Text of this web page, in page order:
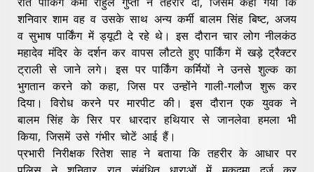
शनिवार शाम वह व उसके साथ अन्य कर्मी बालम सिंह बिष्ट, अजय
व सुभाष पार्किंग में ड्यूटी दे रहे थे। इस दौरान चार लोग नीलकंठ
महादेव मंदिर के दर्शन कर वापस लौटते हुए पार्किंग में खड़े ट्रैक्टर
ट्राली से जाने लगे। इस पर पार्किंग कर्मियों ने उनसे शुल्क का
भुगतान करने को कहा, जिस पर उन्होंने गाली-गलौज शुरू कर
दिया। विरोध करने पर मारपीट की। इस दौरान एक युवक ने
बालम सिंह के सिर पर धारदार हथियार से जानलेवा हमला भी
किया, जिसमें उसे गंभीर चोटें आई हैं।
प्रभारी निरीक्षक रितेश साह ने बताया कि तहरीर के आधार पर